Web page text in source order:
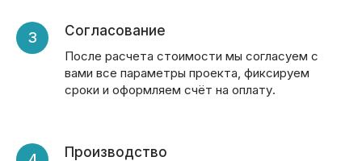
Согласование
После расчета стоимости мы согласуем с
вами все параметры проекта, фиксируем
сроки и оформляем счёт на оплату.
Производство